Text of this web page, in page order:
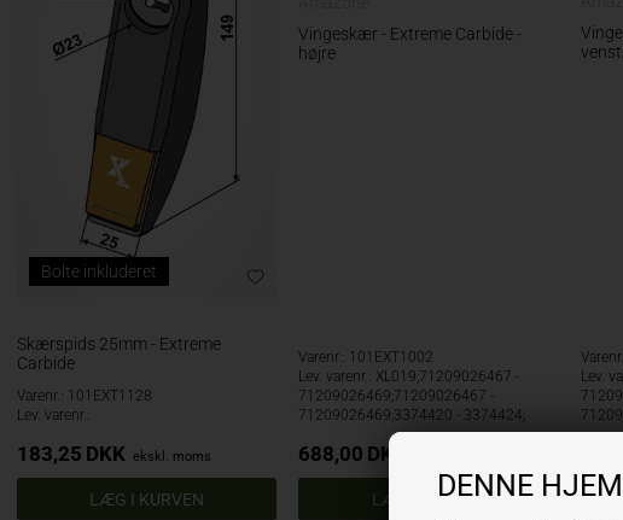
DENNE
Bolte inkluderet
Skærspids 25mm - Extreme
Carbide
Varenr.: 101EXT1128
Lev. varenr.:
183,25 DKK ekskl. moms
Vingeskær - Extreme Carbide -
højre
Varenr.: 101EXT1002
Lev. varenr.: XL019;71209026467 -
71209026469;71209026467 -
71209026469;3374420 - 3374424;
688,00 DKK
Lev.